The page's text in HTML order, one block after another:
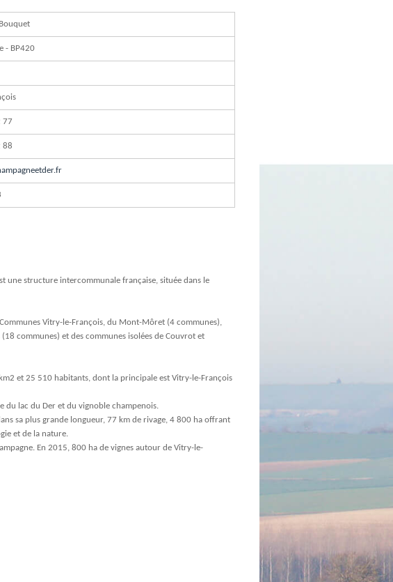
- BP420
77
88
une structure intercommunale française, située dans le
Vitry-le-François, du Mont-Môret (4 communes),
communes) et des communes isolées de Couvrot et
et 25 510 habitants, dont la principale est Vitry-le-François
du lac du Der et du vignoble champenois.
sa plus grande longueur, 77 km de rivage, 4 800 ha offrant
et de la nature.
En 2015, 800 ha de vignes autour de Vitry-le-